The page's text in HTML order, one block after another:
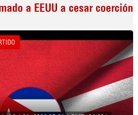
a EEUU a cesar coerción